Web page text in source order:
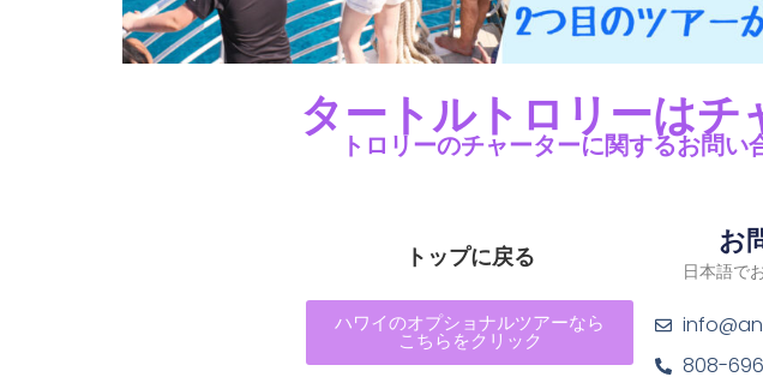
タートルトロリーは
トロリーのチャーターに関するお問
トップに戻る
ハワイのオプショナルツアーなら
こちらをクリック
お
日本語で
808-